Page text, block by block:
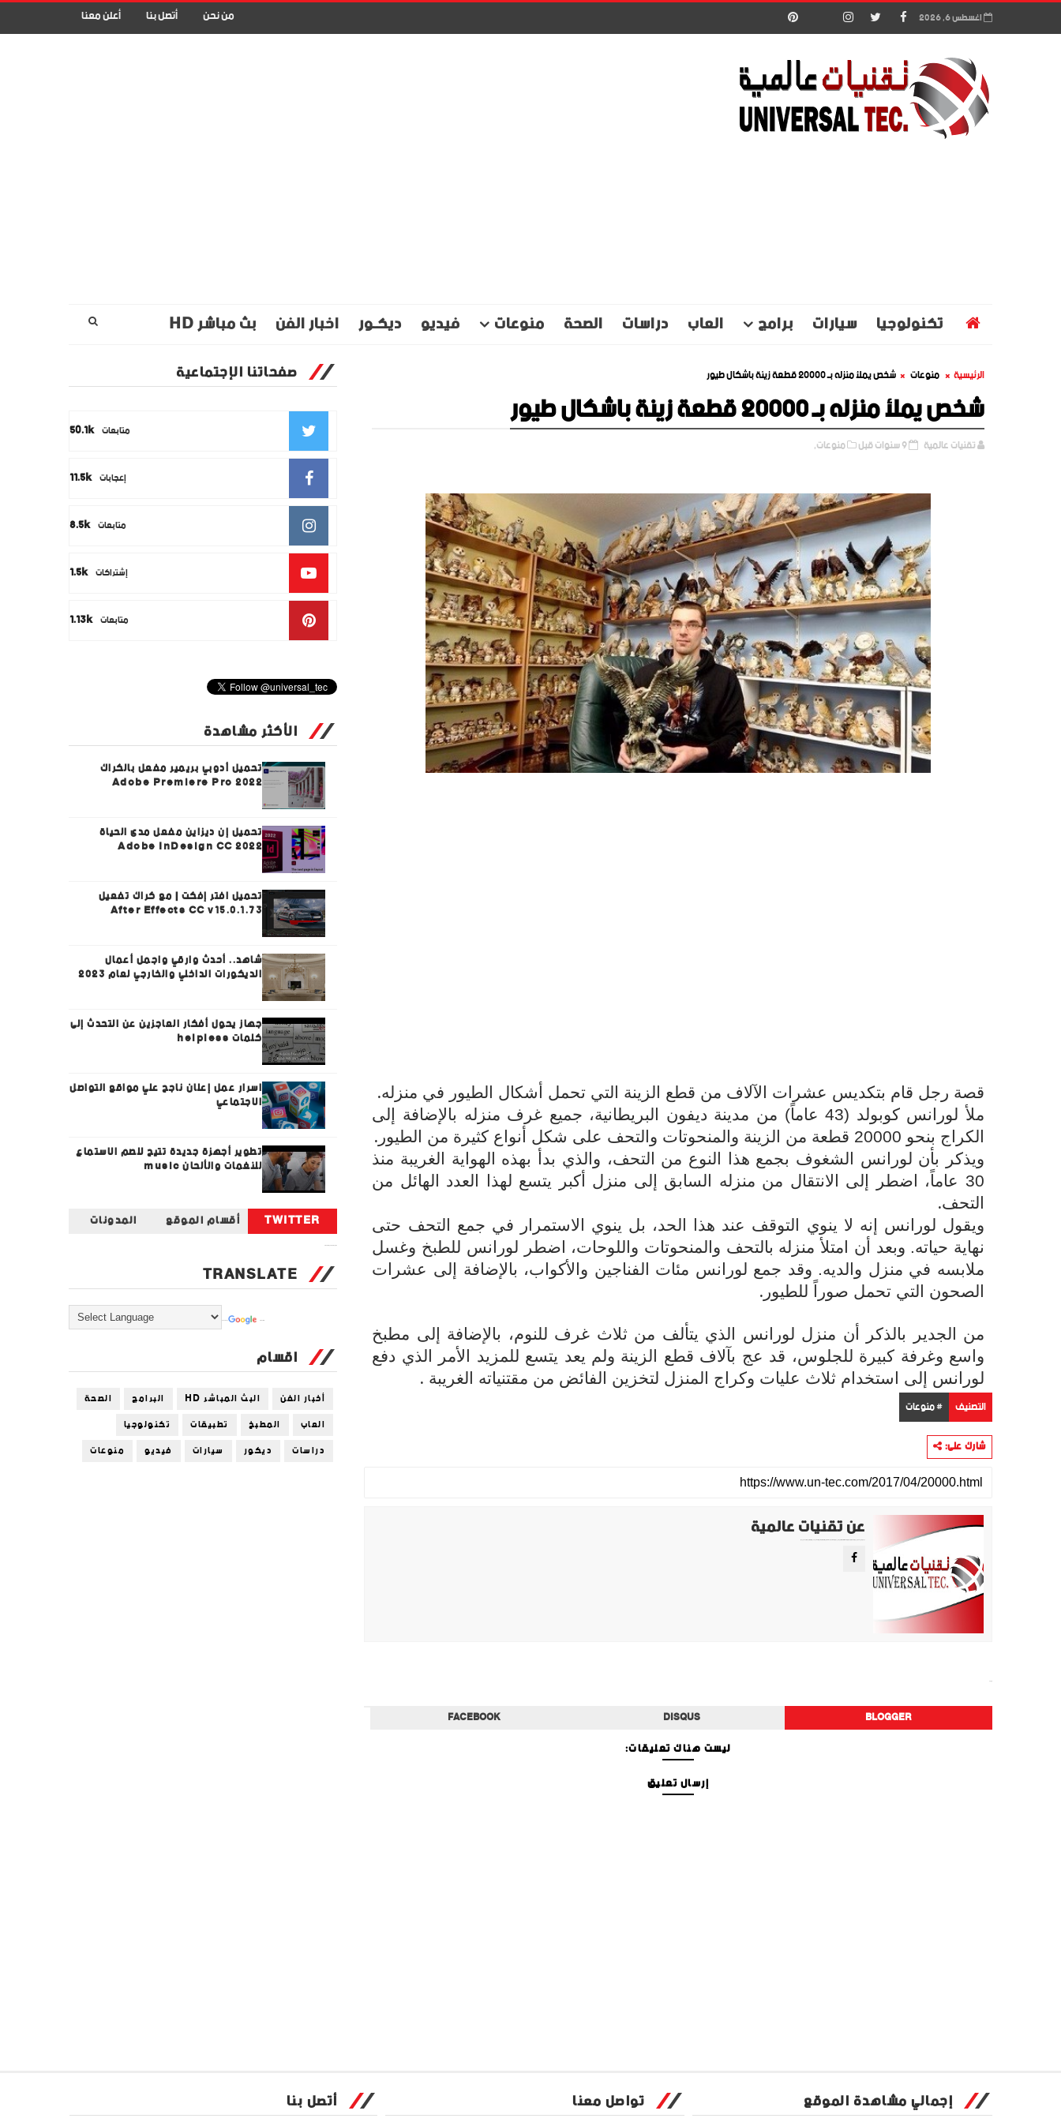
اغسطس 6, 2026 من نحن أتصل بنا أعلن معنا
تكنولوجيا سيارات برامج العاب دراسات الصحة منوعات فيديو ديكـور اخبار الفن بث مباشر HD
الرئيسية منوعات شخص يملأ منزله بـ 20000 قطعة زينة باشكال طيور
شخص يملأ منزله بـ 20000 قطعة زينة باشكال طيور
تقنيات عالمية 9 سنوات قبل منوعات,
قصة رجل قام بتكديس عشرات الآلاف من قطع الزينة التي تحمل أشكال الطيور في منزله.
ملأ لورانس كوبولد (43 عاماً) من مدينة ديفون البريطانية، جميع غرف منزله بالإضافة إلى
الكراج بنحو 20000 قطعة من الزينة والمنحوتات والتحف على شكل أنواع كثيرة من الطيور
.
ويذكر بأن لورانس الشغوف بجمع هذا النوع من التحف، والذي بدأ بهذه الهواية الغريبة منذ
30 عاماً، اضطر إلى الانتقال من منزله السابق إلى منزل أكبر يتسع لهذا العدد الهائل من
التحف.
ويقول لورانس إنه لا ينوي التوقف عند هذا الحد، بل ينوي الاستمرار في جمع التحف حتى
نهاية حياته. وبعد أن امتلأ منزله بالتحف والمنحوتات واللوحات، اضطر لورانس للطبخ وغسل
ملابسه في منزل والديه. وقد جمع لورانس مئات الفناجين والأكواب، بالإضافة إلى عشرات
الصحون التي تحمل صوراً للطيور .
من الجدير بالذكر أن منزل لورانس الذي يتألف من ثلاث غرف للنوم، بالإضافة إلى مطبخ
واسع وغرفة كبيرة للجلوس، قد عج بآلاف قطع الزينة ولم يعد يتسع للمزيد الأمر الذي دفع
لورانس إلى استخدام ثلاث عليات وكراج المنزل لتخزين الفائض من مقتنياته الغريبة .
التصنيف # منوعات
شارك على:
عن تقنيات عالمية
BLOGGER
DISQUS
FACEBOOK
ليست هناك تعليقات:
إرسال تعليق
صفحاتنا الإجتماعية
50.1k متابعات
11.5k إعجابات
8.5k متابعات
1.5k إشتراكات
1.13k متابعات
الأكثر مشاهدة
تحميل أدوبي بريمير مفعل بالكراك
Adobe Premiere Pro 2022
تحميل إن ديزاين مفعل مدى الحياة
Adobe InDesign CC 2022
تحميل افتر إفكت | مع كراك تفعيل
After Effects CC v15.0.1.73
شاهد.. أحدث وارقي واجمل أعمال
الديكورات الداخلي والخارجي لعام 2023
جهاز يحول أفكار العاجزين عن التحدث إلى
كلمات helpless
اسرار عمل إعلان ناجح علي مواقع التواصل
الاجتماعي
تطوير أجهزة جديدة تتيح للصم الاستماع
للنغمات والألحان music
TWITTER أقسام الموقع المدونات
TRANSLATE
اقسام
أخبار الفن البث المباشر HD البرامج
الصحة
العاب
المطبخ تطبيقات
تكنولوجيا
دراسات
ديكور سيارات فيديو منوعات
إجمالي مشاهدة الموقع تواصل معنا أتصل بنا